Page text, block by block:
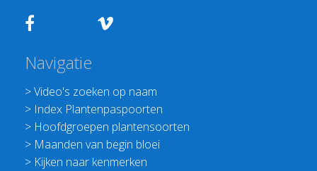
Navigatie
>Video's zoeken op naam
> Index Plantenpaspoorten
> Hoofdgroepen plantensoorten
> Maanden van begin bloei
> Kijken naar kenmerken